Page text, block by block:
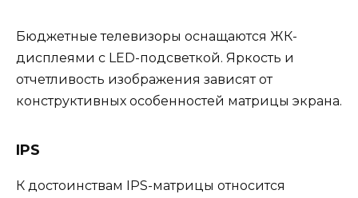
Бюджетные телевизоры оснащаются ЖК-
дисплеями с LED-подсветкой. Яркость и
отчетливость изображения зависят от
конструктивных особенностей матрицы экрана.
IPS
К достоинствам IPS-матрицы относится